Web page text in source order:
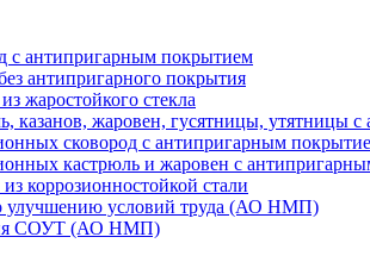
с антипригарным покрытием
антипригарного покрытия
жаростойкого стекла
казанов, жаровен, гусятницы, утятницы
сковород с антипригарным
кастрюль и жаровен с
коррозионностойкой стали
улучшению условий труда (АО НМП)
СОУТ (АО НМП)